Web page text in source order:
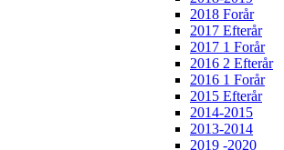
2018 Forår
2017 Efterår
2017 1 Forår
2016 2 Efterår
2016 1 Forår
2015 Efterår
2014-2015
2013-2014
2019 -2020